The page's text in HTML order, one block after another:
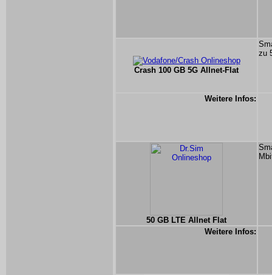
Crash 100 GB 5G Allnet-Flat
zu
Weitere Infos:
50 GB LTE Allnet Flat
Weitere Infos: